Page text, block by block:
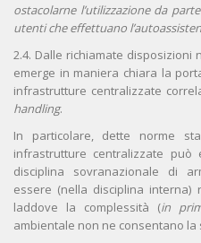
ostacolarne l’utilizzazione da
utenti che effettuano
2.4. Dalle richiamate
emerge in maniera chiara la
infrastrutture centralizzate
handling.
In particolare, dette norme
infrastrutture centralizzate può
disciplina sovranazionale di
essere (nella disciplina
laddove la complessità (in
ambientale non ne consentano